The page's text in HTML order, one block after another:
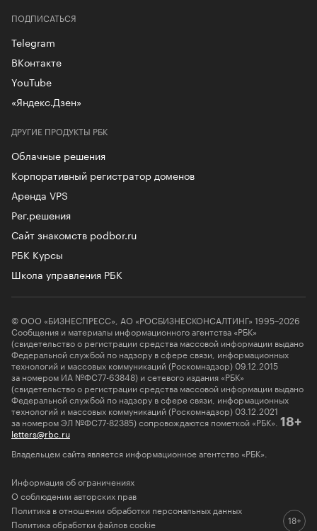
ДРУГИЕ ПРОДУКТЫ РБК
Облачные решения
Корпоративный регистратор доменов
Аренда VPS
Рег.решения
Сайт знакомств podbor.ru
РБК Курсы
Школа управления РБК
ПОДПИСАТЬСЯ
Telegram
ВКонтакте
YouTube
«Яндекс.Дзен»
© ООО «БИЗНЕСПРЕСС», АО «РОСБИЗНЕСКОНСАЛТИНГ» 1995–2026
Сообщения и материалы информационного агентства «РБК»
(свидетельство о регистрации средства массовой информации выдано
Федеральной службой по надзору в сфере связи, информационных
технологий и массовых коммуникаций (Роскомнадзор) 09.12.2015
за номером ИА №ФС77-63848) и сетевого издания «РБК»
(свидетельство о регистрации средства массовой информации выдано
Федеральной службой по надзору в сфере связи, информационных
технологий и массовых коммуникаций (Роскомнадзор) 03.12.2021
за номером ЭЛ №ФС77-82385) сопровождаются пометкой «РБК». 18+
letters@rbc.ru
Владельцем сайта является информационное агентство «РБК».
Информация об ограничениях
О соблюдении авторских прав
Политика в отношении обработки персональных данных
Политика обработки файлов cookie